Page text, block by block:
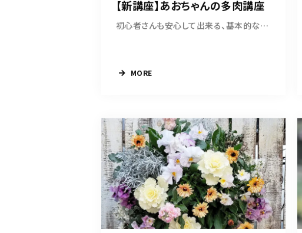
【新講座】あおちゃんの多肉講座
初心者さんも安心して出来る、基本的な寄せ植え...
MORE